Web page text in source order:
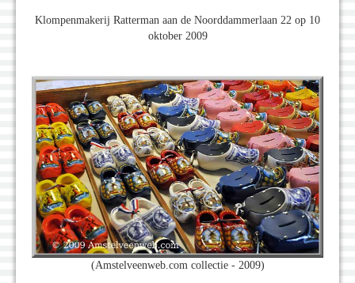
Klompenmakerij Ratterman aan de Noorddammerlaan 22 op 10
oktober 2009
(Amstelveenweb.com collectie - 2009)